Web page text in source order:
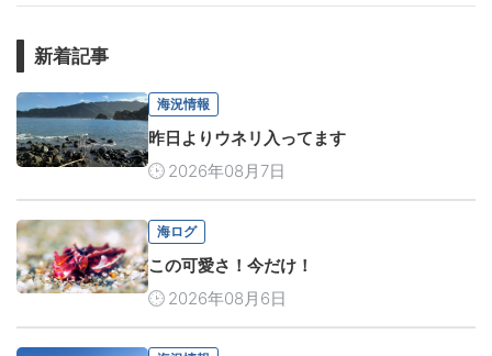
新着記事
海況情報
昨日よりウネリ入ってます
2026年08月7日
海ログ
この可愛さ！今だけ！
2026年08月6日